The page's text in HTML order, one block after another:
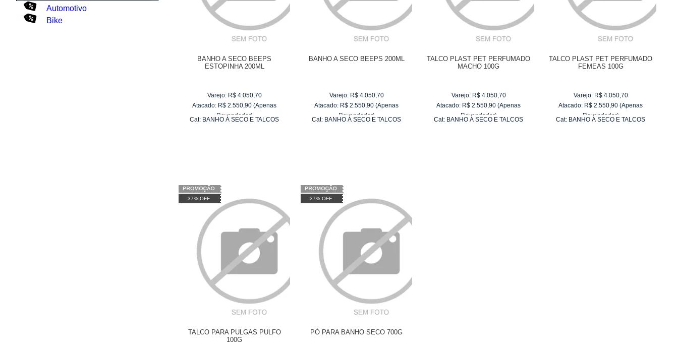
Automotivo
Bike
BANHO A SECO BEEPS
ESTOPINHA 200ML
Varejo: R$ 4.050,70
Atacado: R$ 2.550,90 (Apenas
Revendedor)
Cat: BANHO À SECO E TALCOS
BANHO A SECO BEEPS 200ML
Varejo: R$ 4.050,70
Atacado: R$ 2.550,90 (Apenas
Revendedor)
Cat: BANHO À SECO E TALCOS
TALCO PLAST PET PERFUMADO
MACHO 100G
Varejo: R$ 4.050,70
Atacado: R$ 2.550,90 (Apenas
Revendedor)
Cat: BANHO À SECO E TALCOS
TALCO PLAST PET PERFUMADO
FEMEAS 100G
Varejo: R$ 4.050,70
Atacado: R$ 2.550,90 (Apenas
Revendedor)
Cat: BANHO À SECO E TALCOS
37% OFF
TALCO PARA PULGAS PULFO
100G
37% OFF
PÓ PARA BANHO SECO 700G